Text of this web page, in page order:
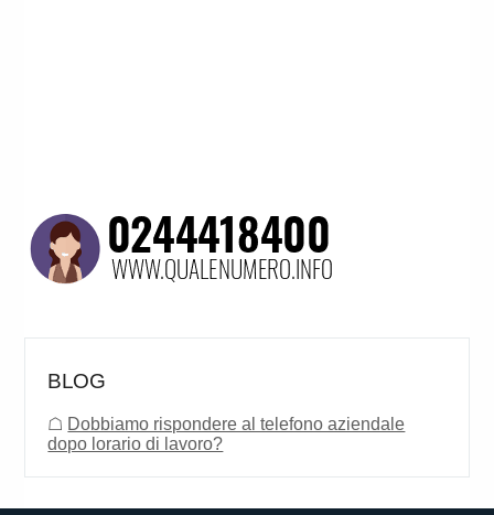
BLOG
☖ Dobbiamo rispondere al telefono aziendale
dopo lorario di lavoro?